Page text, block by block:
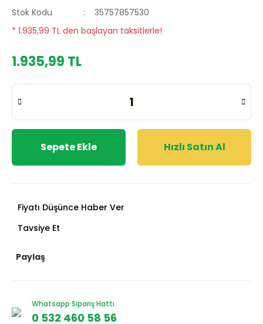
Stok Kodu
35757857530
* 1.935,99 TL den başlayan taksitlerle!
1.935,99 TL
Sepete Ekle Hızlı Satın Al
Fiyatı Düşünce Haber Ver
Tavsiye Et
Paylaş
Whatsapp Sipariş Hattı
0 532 460 58 56